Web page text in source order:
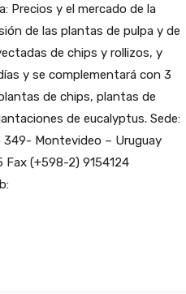
Precios y el mercado de la
de las plantas de pulpa y de
de chips y rollizos, y
y se complementará con 3
de chips, plantas de
de eucalyptus. Sede:
Montevideo – Uruguay
(+598-2) 9154124